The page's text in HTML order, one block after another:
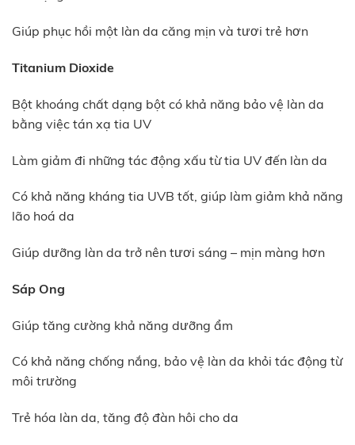
Giúp phục hồi một làn da căng mịn và tươi trẻ hơn
Titanium Dioxide
Bột khoáng chất dạng bột có khả năng bảo vệ làn da
bằng việc tán xạ tia UV
Làm giảm đi những tác động xấu từ tia UV đến làn da
Có khả năng kháng tia UVB tốt, giúp làm giảm khả năng
lão hoá da
Giúp dưỡng làn da trở nên tươi sáng – mịn màng hơn
Sáp Ong
Giúp tăng cường khả năng dưỡng ẩm
Có khả năng chống nắng, bảo vệ làn da khỏi tác động từ
môi trường
Trẻ hóa làn da, tăng độ đàn hôi cho da